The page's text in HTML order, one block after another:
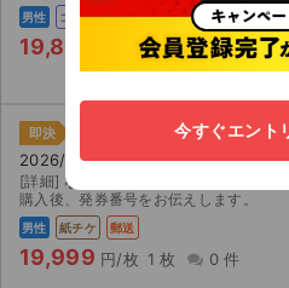
男性 コンビニ
19,800 5 枚
即決 MONSTER baSH 2026
2026/08/23(日) 11:00 香川 国営讃
[詳細] なし
購入後、発券番号をお伝えします。
男性 紙チケ 郵送
19,999 円/枚 1 枚 0 件
今すぐエント